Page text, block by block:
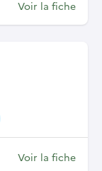
Voir la fiche
Voir la fiche